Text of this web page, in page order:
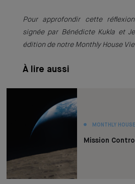
Pour approfondir cette
signée par Bénédicte Kukla et
édition de notre Monthly House
À lire aussi
MONTHLY
Mission Control